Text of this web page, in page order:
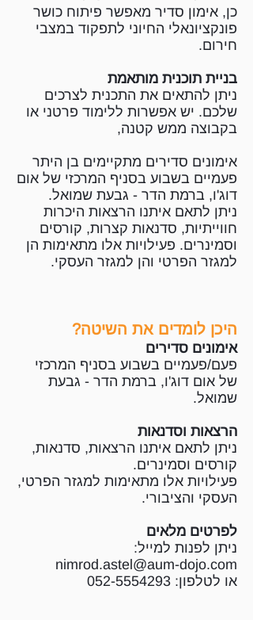
כן, אימון סדיר מאפשר פיתוח כושר
פונקציונאלי החיוני לתפקוד במצבי
חירום.
בניית תוכנית מותאמת
ניתן להתאים את התכנית לצרכים
שלכם. יש אפשרות ללימוד פרטני או
בקבוצה ממש קטנה,
אימונים סדירים מתקיימים בן היתר
פעמיים בשבוע בסניף המרכזי של אום
דוג'ו, ברמת הדר - גבעת שמואל.
ניתן לתאם איתנו הרצאות היכרות
חווייתיות, סדנאות קצרות, קורסים
וסמינרים. פעילויות אלו מתאימות הן
למגזר הפרטי והן למגזר העסקי.
היכן לומדים את השיטה?
אימונים סדירים
פעם/פעמיים בשבוע בסניף המרכזי
של אום דוג'ו, ברמת הדר - גבעת
שמואל.
הרצאות וסדנאות
ניתן לתאם איתנו הרצאות, סדנאות,
קורסים וסמינרים.
פעילויות אלו מתאימות למגזר הפרטי,
העסקי והציבורי.
לפרטים מלאים
ניתן לפנות למייל:
nimrod.astel@aum-dojo.com
או לטלפון: 052-5554293